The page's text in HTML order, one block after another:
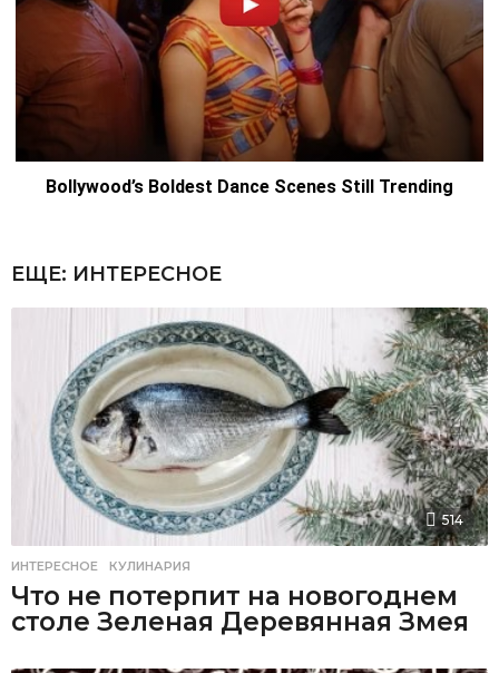
ЕЩЕ: ИНТЕРЕСНОЕ
514
ИНТЕРЕСНОЕ ,КУЛИНАРИЯ
Что не потерпит на новогоднем
столе Зеленая Деревянная Змея